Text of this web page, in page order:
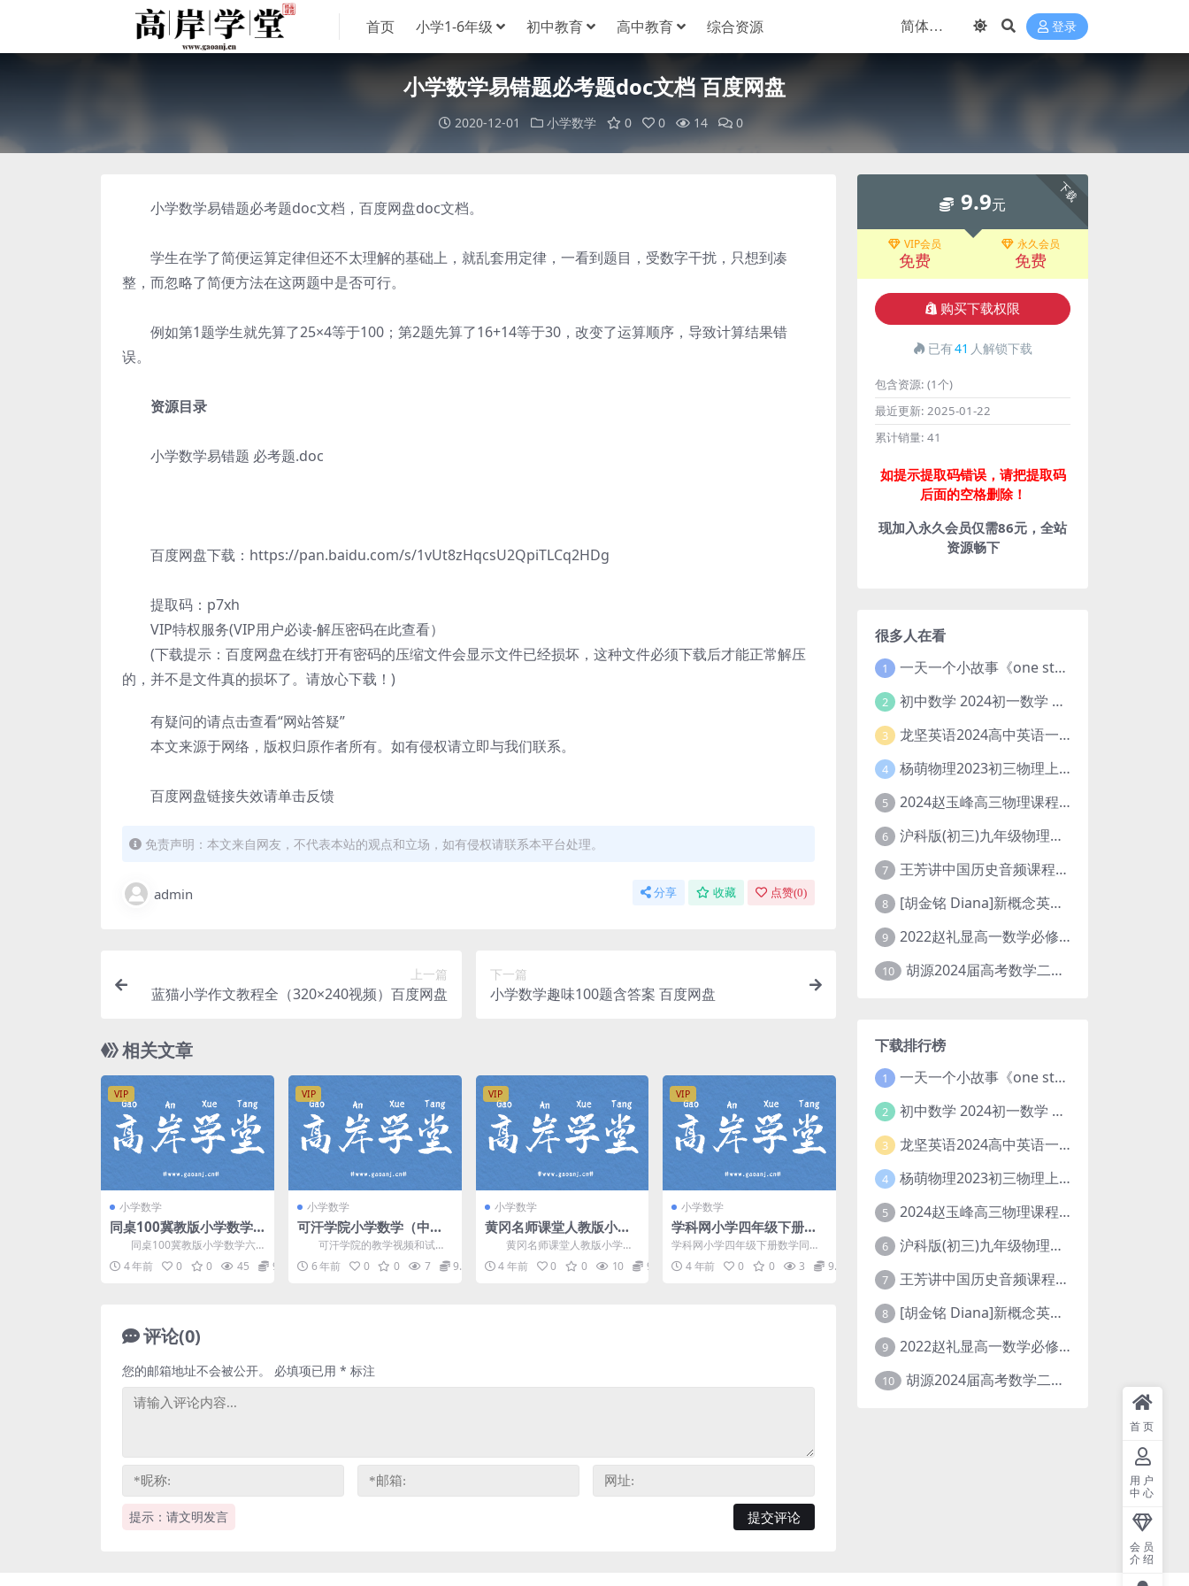
首页 小学1-6年级 初中教育 高中教育 综合资源 登录
小学数学易错题必考题doc文档 百度网盘
2020-12-01 小学数学 0 0 14 0
小学数学易错题必考题doc文档，百度网盘doc文档。
学生在学了简便运算定律但还不太理解的基础上，就乱套用定律，一看到题目，受数字干扰，只想到凑
整，而忽略了简便方法在这两题中是否可行。
例如第1题学生就先算了25×4等于100；第2题先算了16+14等于30，改变了运算顺序，导致计算结果错
误。
资源目录
小学数学易错题 必考题.doc
百度网盘下载：https://pan.baidu.com/s/1vUt8zHqcsU2QpiTLCq2HDg
提取码：p7xh
VIP特权服务(VIP用户必读-解压密码在此查看）
(下载提示：百度网盘在线打开有密码的压缩文件会显示文件已经损坏，这种文件必须下载后才能正常解压
的，并不是文件真的损坏了。请放心下载！)
有疑问的请点击查看“网站答疑”
本文来源于网络，版权归原作者所有。如有侵权请立即与我们联系。
百度网盘链接失效请单击反馈
免责声明：本文来自网友，不代表本站的观点和立场，如有侵权请联系本平台处理。
admin 分享 收藏 点赞(0)
上一篇
蓝猫小学作文教程全（320×240视频）百度网盘
下一篇
小学数学趣味100题含答案 百度网盘
相关文章
VIP
小学数学
同桌100冀教版小学数学
六年级下册 百度网盘分享
同桌100冀教版小学数学六
年级下册，百度网盘分享小学冀
教版数学课程4.59G...
4 年前 0 0 45 9.9
VIP
小学数学
可汗学院小学数学（中文
字幕视频）百度网盘
可汗学院的教学视频和试题
是全英文的，可以在学习数学的
同时，提升在学术上使用英...
6 年前 0 0 7 9.9
VIP
小学数学
黄冈名师课堂人教版小学
数学四年级上册 百度网盘
分享
黄冈名师课堂人教版小学数
学四年级上册，百度网盘分享小
学人教版数学课程2.78...
4 年前 0 0 10 9.9
VIP
小学数学
学科网小学四年级下册数
学同步课人教新课标（94
8M高清视频）百度网盘分
享
学科网小学四年级下册数学同步
课人教新课标，百度网盘948M
小学数学课程高清视频。...
4 年前 0 0 3 9.9
评论(0)
提示：请文明发言
您的邮箱地址不会被公开。 必填项已用 * 标注
下载
9.9元
VIP会员
免费
永久会员
免费
购买下载权限
已有41 人解锁下载
包含资源: (1个)
最近更新: 2025-01-22
累计销量: 41
如提示提取码错误，请把提取码
后面的空格删除！
现加入永久会员仅需86元，全站
资源畅下
很多人在看
1 一天一个小故事《one story a day》初中版 百度网盘分享下载
2 初中数学 2024初一数学 朱韬数学 S班春季下 A+班春季下 百度云网盘
3 龙坚英语2024高中英语一轮系统班(全国卷+北京卷)
4 杨萌物理2023初三物理上秋季A+班(视频+讲义) 百度网盘分享
5 2024赵玉峰高三物理课程24年高考物理一轮复习网课教程
6 沪科版(初三)九年级物理全一册网课教学视频全集(录播版 杜春雨 66讲)
7 王芳讲中国历史音频课程全集(上下五千年)
8 [胡金铭 Diana]新概念英语第1册教学视频课程(全集 百度网盘下载)
9 2022赵礼显高一数学必修一课程视频资源(秋季班 含讲义)百度网盘云
10 胡源2024届高考数学二轮寒假春季精讲 百度网盘分享
下载排行榜
1 一天一个小故事《one story a day》初中版 百度网盘分享下载
2 初中数学 2024初一数学 朱韬数学 S班春季下 A+班春季下 百度云网盘
3 龙坚英语2024高中英语一轮系统班(全国卷+北京卷)
4 杨萌物理2023初三物理上秋季A+班(视频+讲义) 百度网盘分享
5 2024赵玉峰高三物理课程24年高考物理一轮复习网课教程
6 沪科版(初三)九年级物理全一册网课教学视频全集(录播版 杜春雨 66讲)
7 王芳讲中国历史音频课程全集(上下五千年)
8 [胡金铭 Diana]新概念英语第1册教学视频课程(全集 百度网盘下载)
9 2022赵礼显高一数学必修一课程视频资源(秋季班 含讲义)百度网盘云
10 胡源2024届高考数学二轮寒假春季精讲 百度网盘分享
首页
用户
中心
会员
介绍